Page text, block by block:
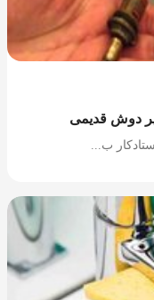
دوش قدیمی
ب...